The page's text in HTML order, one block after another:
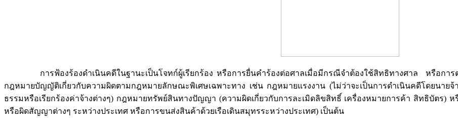
การฟ้องร้องดำเนินคดีในฐานะเป็นโจทก์ผู้เรียกร้อง หรือการยื่นคำร้องต่อศาลเมื่อมีกรณีจำต้องใช้สิทธิทางศาล หรือการต่
กฎหมายบัญญัติเกี่ยวกับความผิดตามกฎหมายลักษณะพิเศษเฉพาะทาง เช่น กฎหมายแรงงาน (ไม่ว่าจะเป็นการดำเนินคดีโดยนายจ้
ธรรมหรือเรียกร้องค่าจ้างต่างๆ) กฎหมายทรัพย์สินทางปัญญา (ความผิดเกี่ยวกับการละเมิดลิขสิทธิ์ เครื่องหมายการค้า สิทธิบัตร
หรือผิดสัญญาต่างๆ ระหว่างประเทศ หรือการขนส่งสินค้าด้วยเรือเดินสมุทรระหว่างประเทศ) เป็นต้น